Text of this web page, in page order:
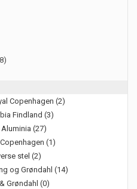
Copenhagen (2)
Findland (3)
(27)
(1)
stel (2)
og Grøndahl (14)
Grøndahl (0)